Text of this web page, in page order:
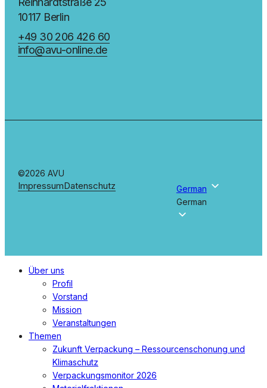
10117 Berlin
+49 30 206 426 60
info@avu-online.de
©2026 AVU
ImpressumDatenschutz
German
German
Menü
Über uns
Profil
Vorstand
Mission
Veranstaltungen
Themen
Zukunft Verpackung – Ressourcenschonung und
Klimaschutz
Verpackungsmonitor 2026